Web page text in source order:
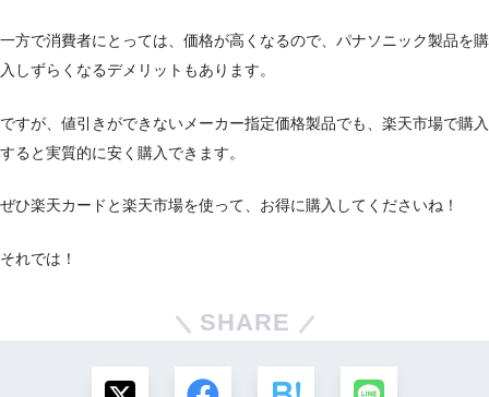
一方で消費者にとっては、価格が高くなるので、パナソニック製品を購
入しずらくなるデメリットもあります。
ですが、値引きができないメーカー指定価格製品でも、楽天市場で購入
すると実質的に安く購入できます。
ぜひ楽天カードと楽天市場を使って、お得に購入してくださいね！
それでは！
SHARE